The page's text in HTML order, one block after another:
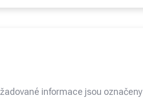
informace jsou označeny